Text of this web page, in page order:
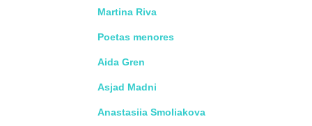
Martina Riva
Poetas menores
Aida Gren
Asjad Madni
Anastasiia Smoliakova